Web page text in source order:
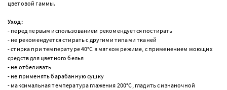
цветовой гаммы.
Уход:
- перед первым использованием рекомендуется постирать
- не рекомендуется стирать с другими типами тканей
- стирка при температуре 40°С в мягком режиме, с применением моющих
средств для цветного белья
- не отбеливать
- не применять барабанную сушку
- максимальная температура глажения 200°С, гладить с изнаночной